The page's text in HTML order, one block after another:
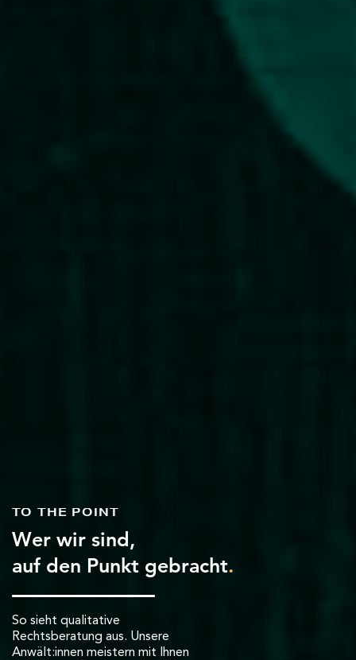
TO THE POINT
Wer wir sind,
auf den Punkt gebracht.
So sieht qualitative
Rechtsberatung aus. Unsere
Anwält:innen meistern mit Ihnen